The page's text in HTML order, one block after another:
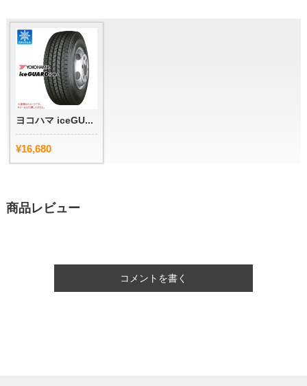
ヨコハマ iceGU...
¥16,680
商品レビュー
コメントを書く